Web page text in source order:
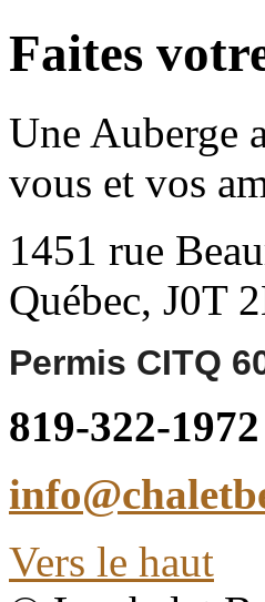
Faites
Une Auberge
vous et vos
1451 rue
Québec, J0T
Permis CITQ
819-322-1972
Vers le haut